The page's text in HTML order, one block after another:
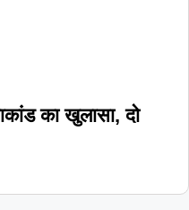
का खुलासा, दो